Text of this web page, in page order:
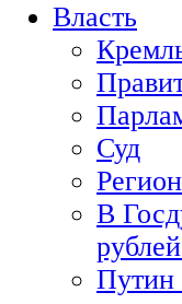
Власть
Суд
В
Путин